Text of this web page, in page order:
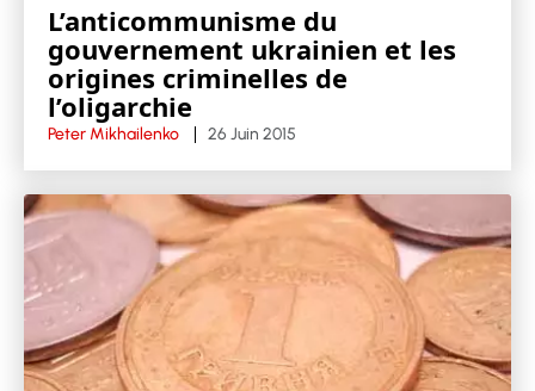
L’anticommunisme du
gouvernement ukrainien et les
origines criminelles de
l’oligarchie
Peter Mikhailenko 26 Juin 2015